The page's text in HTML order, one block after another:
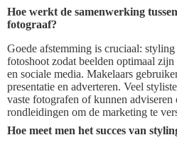
Hoe werkt de samenwerking
fotograaf?
Goede afstemming is cruciaal:
fotoshoot zodat beelden optimaal
en sociale media. Makelaars
presentatie en adverteren. Veel
vaste fotografen of kunnen
rondleidingen om de marketing te
Hoe meet men het succes van